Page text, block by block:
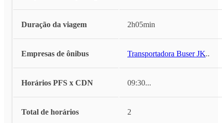
Duração da viagem 2h05min
Empresas de ônibus Transportadora Buser JK...
Horários PFS x CDN 09:30...
Total de horários 2